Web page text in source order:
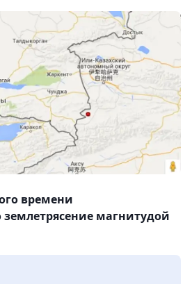
времени
землетрясение магнитудой